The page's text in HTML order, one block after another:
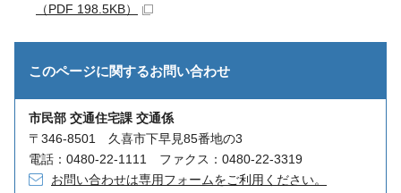
（PDF 198.5KB）
このページに関するお問い合わせ
市民部 交通住宅課 交通係
〒346-8501 久喜市下早見85番地の3
電話：0480-22-1111 ファクス：0480-22-3319
お問い合わせは専用フォームをご利用ください。